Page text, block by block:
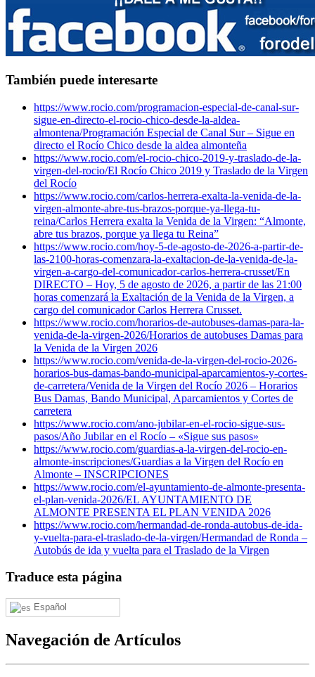
También puede interesarte
https://www.rocio.com/programacion-especial-de-canal-sur-
sigue-en-directo-el-rocio-chico-desde-la-aldea-
almontena/Programación Especial de Canal Sur – Sigue en
directo el Rocío Chico desde la aldea almonteña
https://www.rocio.com/el-rocio-chico-2019-y-traslado-de-la-
virgen-del-rocio/El Rocío Chico 2019 y Traslado de la Virgen
del Rocío
https://www.rocio.com/carlos-herrera-exalta-la-venida-de-la-
virgen-almonte-abre-tus-brazos-porque-ya-llega-tu-
reina/Carlos Herrera exalta la Venida de la Virgen: “Almonte,
abre tus brazos, porque ya llega tu Reina”
https://www.rocio.com/hoy-5-de-agosto-de-2026-a-partir-de-
las-2100-horas-comenzara-la-exaltacion-de-la-venida-de-la-
virgen-a-cargo-del-comunicador-carlos-herrera-crusset/En
DIRECTO – Hoy, 5 de agosto de 2026, a partir de las 21:00
horas comenzará la Exaltación de la Venida de la Virgen, a
cargo del comunicador Carlos Herrera Crusset.
https://www.rocio.com/horarios-de-autobuses-damas-para-la-
venida-de-la-virgen-2026/Horarios de autobuses Damas para
la Venida de la Virgen 2026
https://www.rocio.com/venida-de-la-virgen-del-rocio-2026-
horarios-bus-damas-bando-municipal-aparcamientos-y-cortes-
de-carretera/Venida de la Virgen del Rocío 2026 – Horarios
Bus Damas, Bando Municipal, Aparcamientos y Cortes de
carretera
https://www.rocio.com/ano-jubilar-en-el-rocio-sigue-sus-
pasos/Año Jubilar en el Rocío – «Sigue sus pasos»
https://www.rocio.com/guardias-a-la-virgen-del-rocio-en-
almonte-inscripciones/Guardias a la Virgen del Rocío en
Almonte – INSCRIPCIONES
https://www.rocio.com/el-ayuntamiento-de-almonte-presenta-
el-plan-venida-2026/EL AYUNTAMIENTO DE
ALMONTE PRESENTA EL PLAN VENIDA 2026
https://www.rocio.com/hermandad-de-ronda-autobus-de-ida-
y-vuelta-para-el-traslado-de-la-virgen/Hermandad de Ronda –
Autobús de ida y vuelta para el Traslado de la Virgen
Traduce esta página
Español
Navegación de Artículos